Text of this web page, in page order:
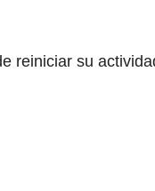
reiniciar su